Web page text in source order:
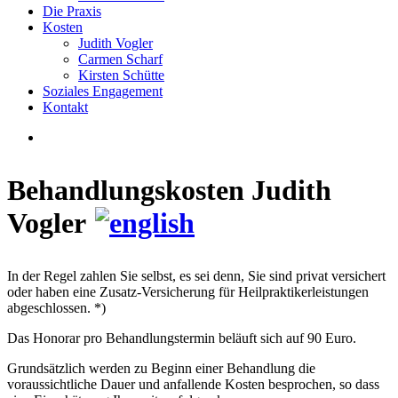
Die Praxis
Kosten
Judith Vogler
Carmen Scharf
Kirsten Schütte
Soziales Engagement
Kontakt
Behandlungskosten Judith
Vogler
In der Regel zahlen Sie selbst, es sei denn, Sie sind privat versichert
oder haben eine Zusatz-Versicherung für Heilpraktikerleistungen
abgeschlossen. *)
Das Honorar pro Behandlungstermin beläuft sich auf 90 Euro.
Grundsätzlich werden zu Beginn einer Behandlung die
voraussichtliche Dauer und anfallende Kosten besprochen, so dass